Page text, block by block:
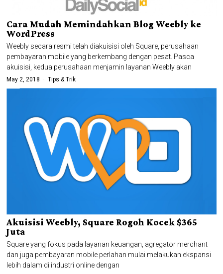
Cara Mudah Memindahkan Blog Weebly ke
WordPress
Weebly secara resmi telah diakuisisi oleh Square, perusahaan
pembayaran mobile yang berkembang dengan pesat. Pasca
akuisisi, kedua perusahaan menjamin layanan Weebly akan
May 2, 2018 Tips & Trik
Akuisisi Weebly, Square Rogoh Kocek $365
Juta
Square yang fokus pada layanan keuangan, agregator merchant
dan juga pembayaran mobile perlahan mulai melakukan ekspansi
lebih dalam di industri online dengan